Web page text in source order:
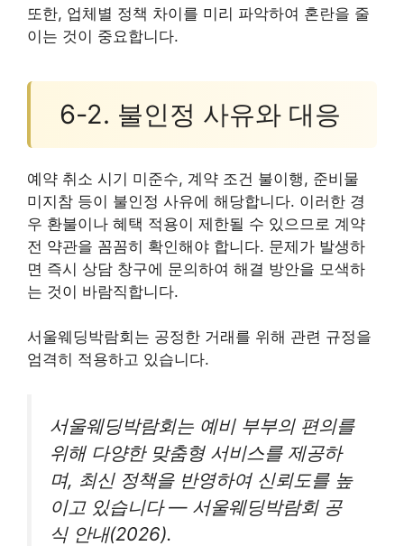
또한, 업체별 정책 차이를 미리 파악하여 혼란을 줄
이는 것이 중요합니다.
6-2. 불인정 사유와 대응
예약 취소 시기 미준수, 계약 조건 불이행, 준비물
미지참 등이 불인정 사유에 해당합니다. 이러한 경
우 환불이나 혜택 적용이 제한될 수 있으므로 계약
전 약관을 꼼꼼히 확인해야 합니다. 문제가 발생하
면 즉시 상담 창구에 문의하여 해결 방안을 모색하
는 것이 바람직합니다.
서울웨딩박람회는 공정한 거래를 위해 관련 규정을
엄격히 적용하고 있습니다.
서울웨딩박람회는 예비 부부의 편의를
위해 다양한 맞춤형 서비스를 제공하
며, 최신 정책을 반영하여 신뢰도를 높
이고 있습니다 — 서울웨딩박람회 공
식 안내(2026).